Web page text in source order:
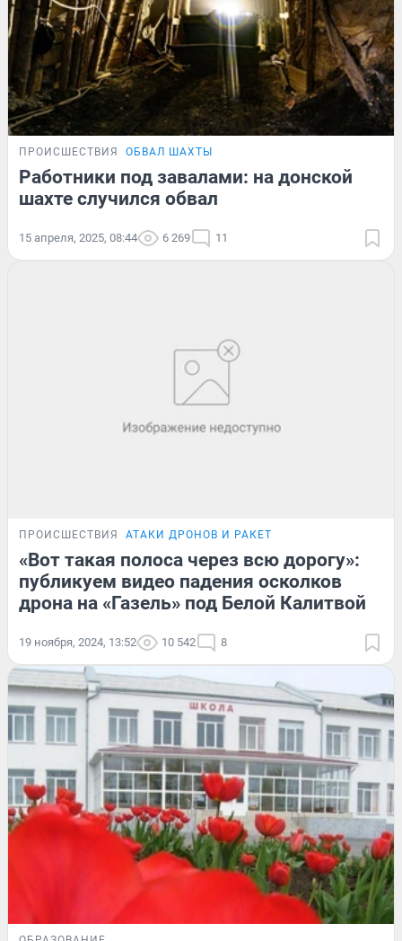
ПРОИСШЕСТВИЯ ОБВАЛ ШАХТЫ
Работники под завалами: на донской
шахте случился обвал
15 апреля, 2025, 08:44 6 269 11
ПРОИСШЕСТВИЯ АТАКИ ДРОНОВ И РАКЕТ
«Вот такая полоса через всю дорогу»:
публикуем видео падения осколков
дрона на «Газель» под Белой Калитвой
19 ноября, 2024, 13:52 10 542 8